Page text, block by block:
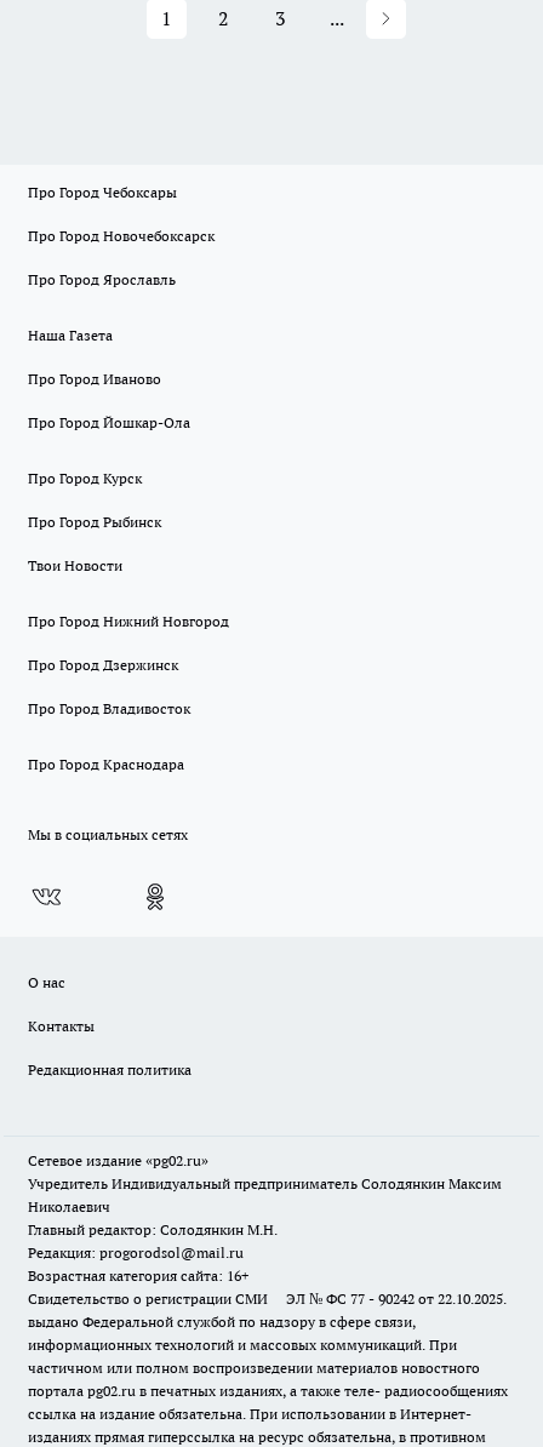
1 2 3 ...
Про Город Чебоксары
Про Город Новочебоксарск
Про Город Ярославль
Наша Газета
Про Город Иваново
Про Город Йошкар-Ола
Про Город Курск
Про Город Рыбинск
Твои Новости
Про Город Нижний Новгород
Про Город Дзержинск
Про Город Владивосток
Про Город Краснодара
Мы в социальных сетях
О нас
Контакты
Редакционная политика
Сетевое издание «pg02.ru»
Учредитель Индивидуальный предприниматель Солодянкин Максим
Николаевич
Главный редактор: Солодянкин М.Н.
Редакция: progorodsol@mail.ru
Возрастная категория сайта: 16+
Свидетельство о регистрации СМИ ЭЛ № ФС 77 - 90242 от 22.10.2025.
выдано Федеральной службой по надзору в сфере связи,
информационных технологий и массовых коммуникаций. При
частичном или полном воспроизведении материалов новостного
портала pg02.ru в печатных изданиях, а также теле- радиосообщениях
ссылка на издание обязательна. При использовании в Интернет-
изданиях прямая гиперссылка на ресурс обязательна, в противном